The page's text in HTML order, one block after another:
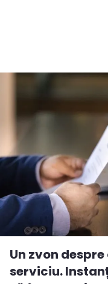
Un zvon
serviciu.